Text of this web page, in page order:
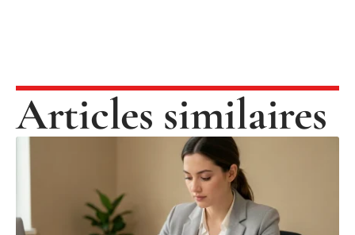
Articles similaires